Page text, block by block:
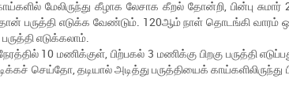
மேலிருந்து கீழாக லேசாக கீறல் தோன்றி, பின்பு சுமார்
பருத்தி எடுக்க வேண்டும். 120ஆம் நாள் தொடங்கி வாரம்
எடுக்கலாம்.
10 மணிக்குள், பிற்பகல் 3 மணிக்கு பிறகு பருத்தி
செய்தோ, தடியால் அடித்து பருத்தியைக் காய்களிலிருந்து